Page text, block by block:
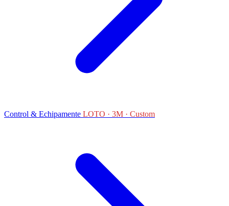
Control & Echipamente LOTO · 3M · Custom